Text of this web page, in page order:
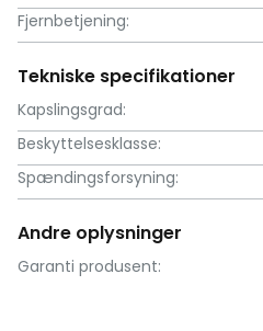
Fjernbetjening:
Tekniske specifikationer
Kapslingsgrad:
Beskyttelsesklasse:
Spændingsforsyning:
Andre oplysninger
Garanti produsent: